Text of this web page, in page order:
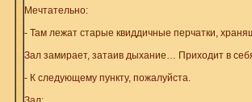
Мечтательно:
- Там лежат старые квиддичные перчатки,
Зал замирает, затаив дыхание… Приходит в
- К следующему пункту, пожалуйста.